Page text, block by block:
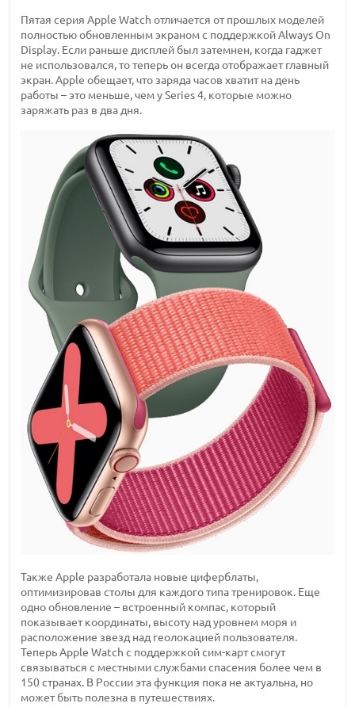
Пятая серия Apple Watch отличается от прошлых моделей
полностью обновленным экраном с поддержкой Always On
Display. Если раньше дисплей был затемнен, когда гаджет
не использовался, то теперь он всегда отображает главный
экран. Apple обещает, что заряда часов хватит на день
работы – это меньше, чем у Series 4, которые можно
заряжать раз в два дня.
Также Apple разработала новые циферблаты,
оптимизировав столы для каждого типа тренировок. Еще
одно обновление – встроенный компас, который
показывает координаты, высоту над уровнем моря и
расположение звезд над геолокацией пользователя.
Теперь Apple Watch с поддержкой сим-карт смогут
связываться с местными службами спасения более чем в
150 странах. В России эта функция пока не актуальна, но
может быть полезна в путешествиях.